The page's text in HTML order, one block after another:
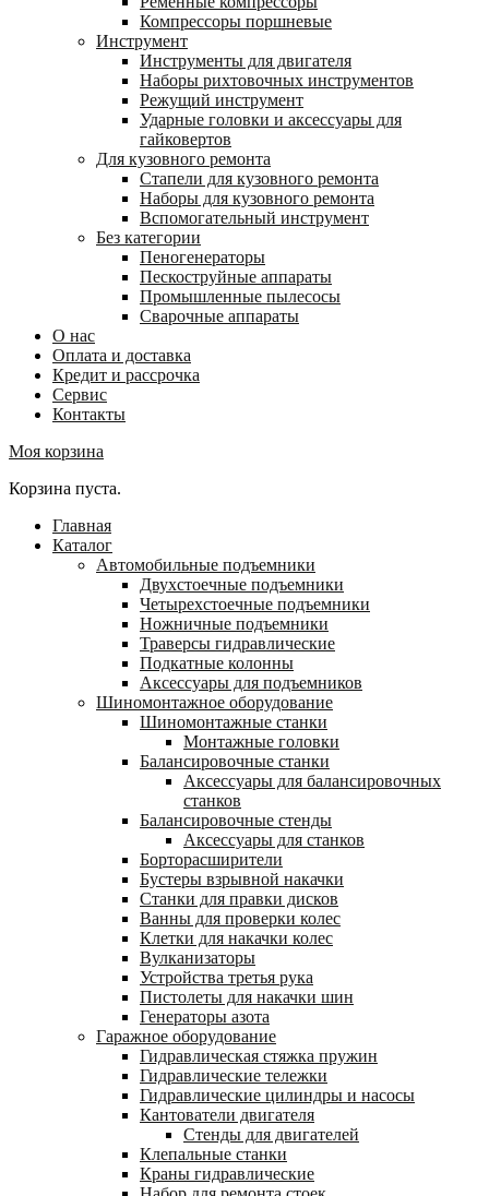
Компрессоры поршневые
Инструмент
Инструменты для двигателя
Наборы рихтовочных инструментов
Режущий инструмент
Ударные головки и аксессуары для
гайковертов
Для кузовного ремонта
Стапели для кузовного ремонта
Наборы для кузовного ремонта
Вспомогательный инструмент
Без категории
Пеногенераторы
Пескоструйные аппараты
Промышленные пылесосы
Сварочные аппараты
О нас
Оплата и доставка
Кредит и рассрочка
Сервис
Контакты
Моя корзина
Корзина пуста.
Главная
Каталог
Автомобильные подъемники
Двухстоечные подъемники
Четырехстоечные подъемники
Ножничные подъемники
Траверсы гидравлические
Подкатные колонны
Аксессуары для подъемников
Шиномонтажное оборудование
Шиномонтажные станки
Монтажные головки
Балансировочные станки
Аксессуары для балансировочных
станков
Балансировочные стенды
Аксессуары для станков
Борторасширители
Бустеры взрывной накачки
Станки для правки дисков
Ванны для проверки колес
Клетки для накачки колес
Вулканизаторы
Устройства третья рука
Пистолеты для накачки шин
Генераторы азота
Гаражное оборудование
Гидравлическая стяжка пружин
Гидравлические тележки
Гидравлические цилиндры и насосы
Кантователи двигателя
Стенды для двигателей
Клепальные станки
Краны гидравлические